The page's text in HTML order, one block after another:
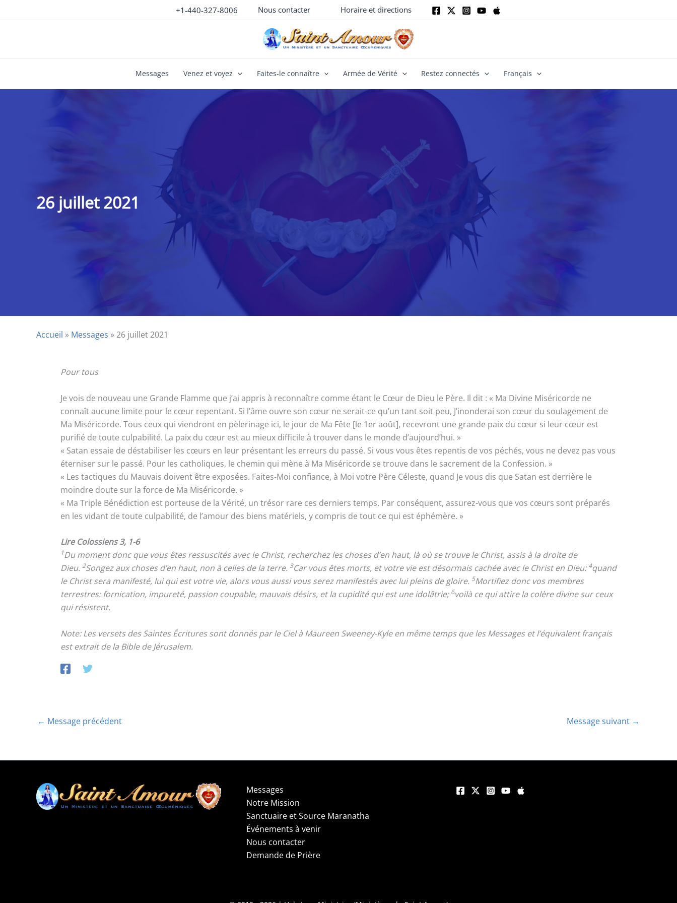
au
+1-440-327-8006 Nous contacter Horaire et directions
Messages Venez et voyez Faites-le connaître Armée de Vérité Restez connectés Français
26 juillet 2021
Accueil » Messages »26 juillet 2021
Pour tous
Je vois de nouveau une Grande Flamme que j’ai appris à reconnaître comme étant le Cœur de Dieu le Père. Il dit : « Ma Divine Miséricorde ne
connaît aucune limite pour le cœur repentant. Si l’âme ouvre son cœur ne serait-ce qu’un tant soit peu, J’inonderai son cœur du soulagement de
Ma Miséricorde. Tous ceux qui viendront en pèlerinage ici, le jour de Ma Fête [le 1er août], recevront une grande paix du cœur si leur cœur est
purifié de toute culpabilité. La paix du cœur est au mieux difficile à trouver dans le monde d’aujourd’hui. »
« Satan essaie de déstabiliser les cœurs en leur présentant les erreurs du passé. Si vous vous êtes repentis de vos péchés, vous ne devez pas vous
éterniser sur le passé. Pour les catholiques, le chemin qui mène à Ma Miséricorde se trouve dans le sacrement de la Confession. »
« Les tactiques du Mauvais doivent être exposées. Faites-Moi confiance, à Moi votre Père Céleste, quand Je vous dis que Satan est derrière le
moindre doute sur la force de Ma Miséricorde. »
« Ma Triple Bénédiction est porteuse de la Vérité, un trésor rare ces derniers temps. Par conséquent, assurez-vous que vos cœurs sont préparés
en les vidant de toute culpabilité, de l’amour des biens matériels, y compris de tout ce qui est éphémère. »
Lire Colossiens 3, 1-6
1Du moment donc que vous êtes ressuscités avec le Christ, recherchez les choses d’en haut, là où se trouve le Christ, assis à la droite de
Dieu. 2Songez aux choses d’en haut, non à celles de la terre. 3Car vous êtes morts, et votre vie est désormais cachée avec le Christ en Dieu: 4quand
le Christ sera manifesté, lui qui est votre vie, alors vous aussi vous serez manifestés avec lui pleins de gloire. 5Mortifiez donc vos membres
terrestres: fornication, impureté, passion coupable, mauvais désirs, et la cupidité qui est une idolâtrie; 6voilà ce qui attire la colère divine sur ceux
qui résistent.
Note: Les versets des Saintes Écritures sont donnés par le Ciel à Maureen Sweeney-Kyle en même temps que les Messages et l’équivalent français
est extrait de la Bible de Jérusalem.
← Message précédent Message suivant →
Messages
Notre Mission
Sanctuaire et Source Maranatha
Événements à venir
Nous contacter
Demande de Prière